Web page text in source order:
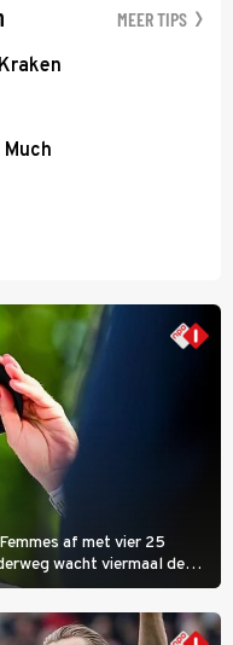
MEER TIPS
af met vier 25
wacht viermaal de
des Anglais krijgt